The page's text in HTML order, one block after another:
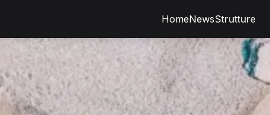
HomeNewsStrutture